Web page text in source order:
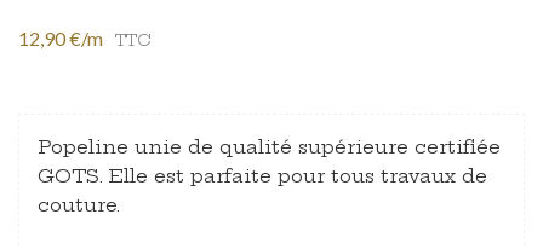
12,90 €/m TTC
Popeline unie de qualité supérieure certifiée
GOTS. Elle est parfaite pour tous travaux de
couture.